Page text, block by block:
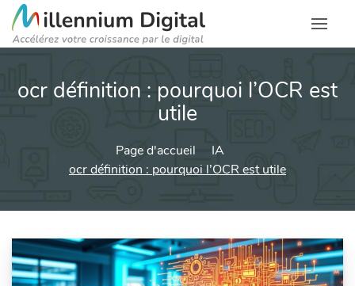
ocr définition : pourquoi l’OCR est
utile
Page d'accueil
IA
ocr définition : pourquoi l’OCR est utile